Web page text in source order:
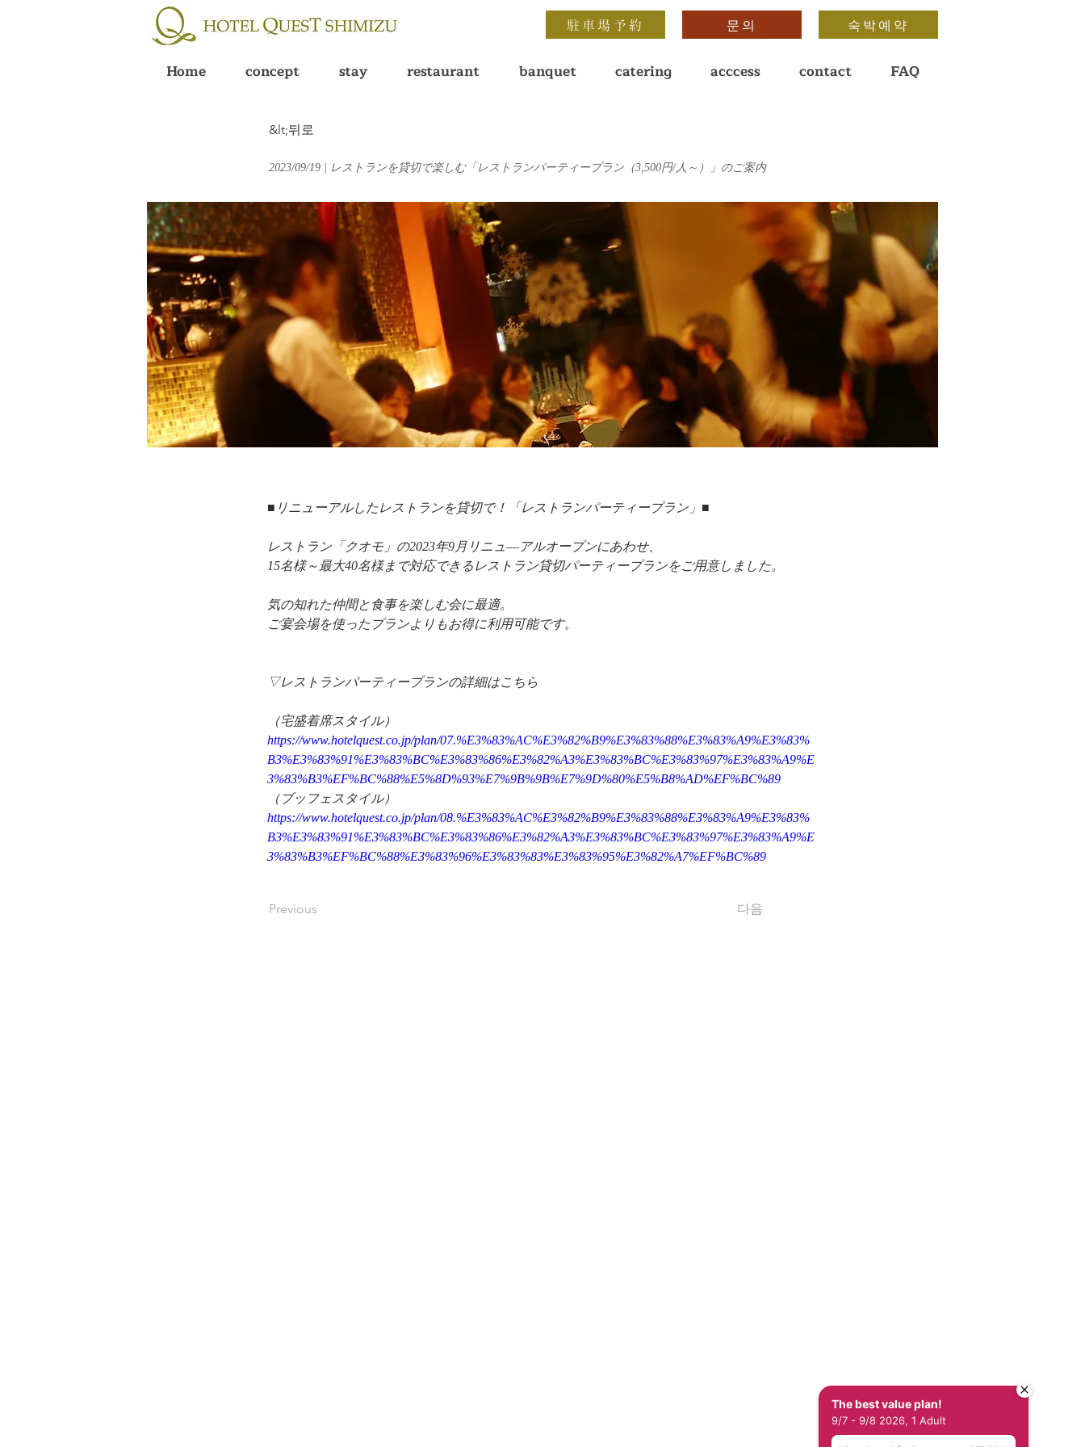
駐車場予約 문의 숙박예약
Home concept stay restaurant banquet catering acccess contact FAQ
&lt;뒤로
2023/09/19 | レストランを貸切で楽しむ「レストランパーティープラン（3,500円/人～）」のご案内
■リニューアルしたレストランを貸切で！「レストランパーティープラン」■
レストラン「クオモ」の2023年9月リニュ―アルオープンにあわせ、
15名様～最大40名様まで対応できるレストラン貸切パーティープランをご用意しました。
気の知れた仲間と食事を楽しむ会に最適。
ご宴会場を使ったプランよりもお得に利用可能です。
▽レストランパーティープランの詳細はこちら
（宅盛着席スタイル）
https://www.hotelquest.co.jp/plan/07.%E3%83%AC%E3%82%B9%E3%83%88%E3%83%A9%E3%83%
B3%E3%83%91%E3%83%BC%E3%83%86%E3%82%A3%E3%83%BC%E3%83%97%E3%83%A9%E
3%83%B3%EF%BC%88%E5%8D%93%E7%9B%9B%E7%9D%80%E5%B8%AD%EF%BC%89
（ブッフェスタイル）
https://www.hotelquest.co.jp/plan/08.%E3%83%AC%E3%82%B9%E3%83%88%E3%83%A9%E3%83%
B3%E3%83%91%E3%83%BC%E3%83%86%E3%82%A3%E3%83%BC%E3%83%97%E3%83%A9%E
3%83%B3%EF%BC%88%E3%83%96%E3%83%83%E3%83%95%E3%82%A7%EF%BC%89
Previous 다음
The best value plan!
9/7 - 9/8 2026, 1 Adult